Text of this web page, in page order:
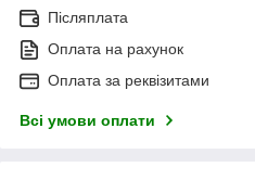
Післяплата
Оплата на рахунок
Оплата за реквізитами
Всі умови оплати